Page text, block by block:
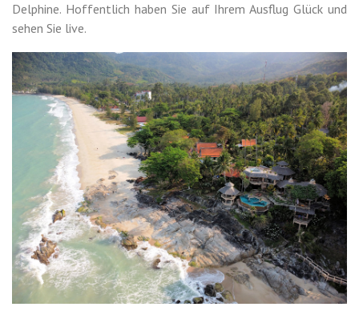
Delphine. Hoffentlich haben Sie auf Ihrem Ausflug Glück und
sehen Sie live.